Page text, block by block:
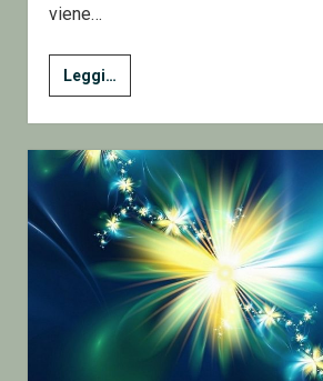
viene…
Leggi…
OleDb
Data
Provider
Error
–
Visual
Studio
2015
–
SqlServer